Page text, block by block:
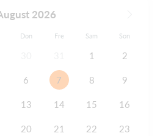
2026
Don Fre Sam Son
1 2
6 7 8 9
13 14 15 16
20 21 22 23